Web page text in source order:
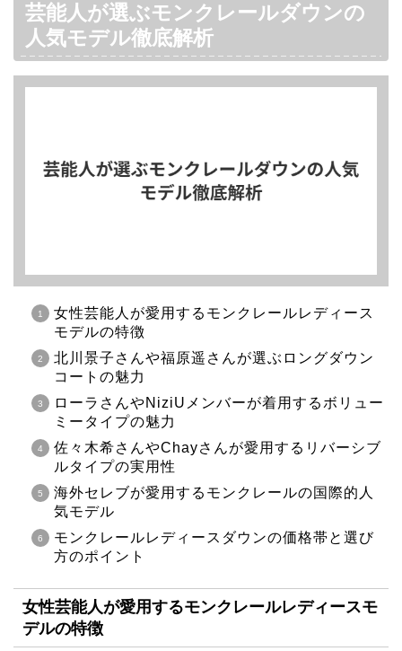
芸能人が選ぶモンクレールダウンの
人気モデル徹底解析
女性芸能人が愛用するモンクレールレディース
モデルの特徴
北川景子さんや福原遥さんが選ぶロングダウン
コートの魅力
ローラさんやNiziUメンバーが着用するボリュー
ミータイプの魅力
佐々木希さんやChayさんが愛用するリバーシブ
ルタイプの実用性
海外セレブが愛用するモンクレールの国際的人
気モデル
モンクレールレディースダウンの価格帯と選び
方のポイント
女性芸能人が愛用するモンクレールレディースモ
デルの特徴